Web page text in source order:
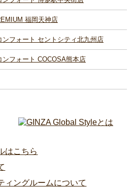
福岡天神店
フォート セントシティ北九州店
フォート COCOSA熊本店